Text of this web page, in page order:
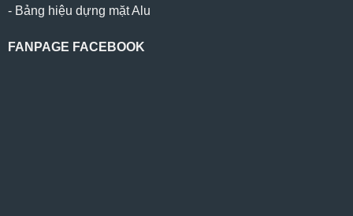
- Bảng hiệu dựng mặt Alu
FANPAGE FACEBOOK